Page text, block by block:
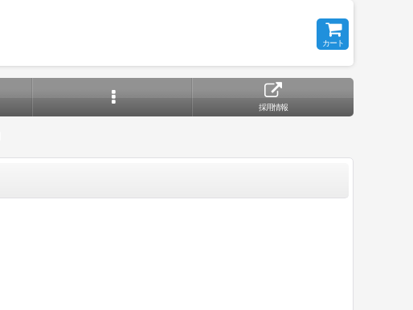
カート
採用情報